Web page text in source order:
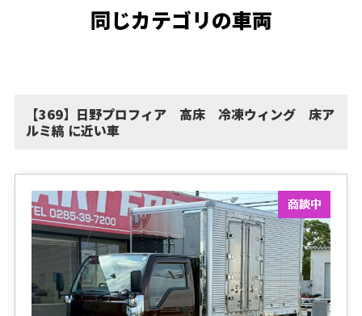
同じカテゴリの車両
【369】日野プロフィア 高床 冷凍ウィング 床ア
ルミ縞 に近い車